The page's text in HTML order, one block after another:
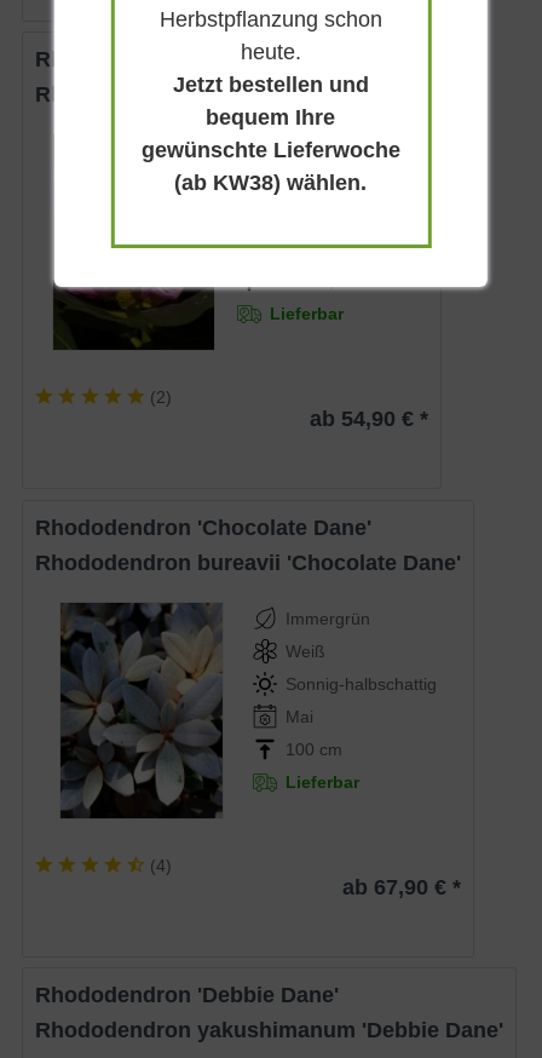
Rhododendron 'Caramba'
Rhododendron calophytum 'Caramba'
Immergrün
Rubinrosa
April - Mai
Lieferbar
(2)
ab 54,90 € *
Rhododendron 'Chocolate Dane'
Rhododendron bureavii 'Chocolate Dane'
Immergrün
Weiß
Sonnig-halbschattig
Mai
100 cm
Lieferbar
(4)
ab 67,90 € *
Rhododendron 'Debbie Dane'
Rhododendron yakushimanum 'Debbie Dane'
Herbstpflanzung schon
heute.
Jetzt bestellen und
bequem Ihre
gewünschte Lieferwoche
(ab KW38) wählen.